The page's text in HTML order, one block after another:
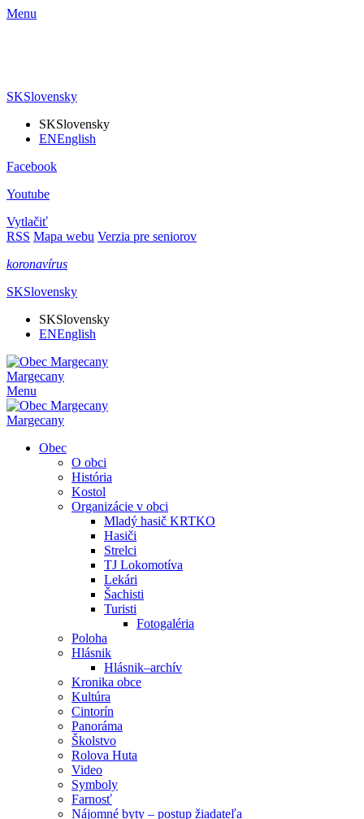
Menu
SKSlovensky
SKSlovensky
ENEnglish
Facebook
Youtube
Vytlačiť
RSS Mapa webu Verzia pre seniorov
koronavírus
SKSlovensky
SKSlovensky
ENEnglish
Margecany
Menu
Margecany
Obec
O obci
História
Kostol
Organizácie v obci
Mladý hasič KRTKO
Hasiči
Strelci
TJ Lokomotíva
Lekári
Šachisti
Turisti
Fotogaléria
Poloha
Hlásnik
Hlásnik–archív
Kronika obce
Kultúra
Cintorín
Panoráma
Školstvo
Rolova Huta
Video
Symboly
Farnosť
Nájomné byty – postup žiadateľa